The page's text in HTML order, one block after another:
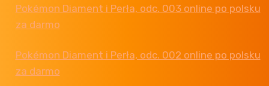
Pokémon Diament i Perła, odc. 003 online po polsku
za darmo
Pokémon Diament i Perła, odc. 002 online po polsku
za darmo